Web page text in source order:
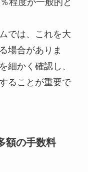
では、これを大
場合がありま
細かく確認し、
ることが重要で
額の手数料